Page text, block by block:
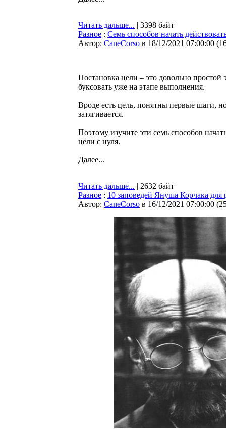
Читать дальше... | 3398 байт
Разное : Семь способов начать
Автор: CaneCorso в 18/12/2021 07:00:00 (
Постановка цели – это довольно
буксовать уже на этапе выполнения.
Вроде есть цель, понятны первые шаги,
затягивается.
Поэтому изучите эти семь способов
цели с нуля.
Далее...
Читать дальше... | 2632 байт
Разное : 10 заповедей Януша Корчака для
Автор: CaneCorso в 16/12/2021 07:00:00 (